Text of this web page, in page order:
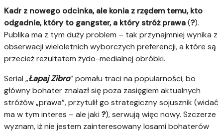
Kadr z nowego odcinka, ale konia z rzędem temu, kto
odgadnie, który to gangster, a który stróż prawa(?).
Publika ma z tym duży problem – tak przynajmniej wynika z
obserwacji wieloletnich wyborczych preferencji, a które są
przecież rezultatem żydo-medialnej obróbki.
Serial „Łapaj Zibro” pomału traci na popularności, bo
główny bohater znalazł się poza zasięgiem aktualnych
stróżów „prawa”, przytulił go strategiczny sojusznik (widać
ma w tym interes – ale jaki ?), serwują więc nowy. Szczerze
wyznam, iż nie jestem zainteresowany losami bohaterów